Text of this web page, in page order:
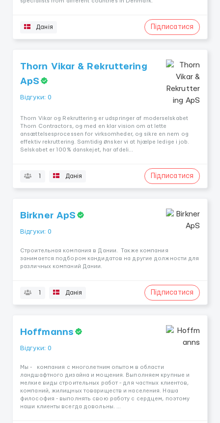
Данія Підписатися
Thorn Vikar & Rekruttering
ApS
Відгуки: 0
Thorn Vikar og Rekruttering er udspringer af moderselskabet
Thorn Contractors, og med en klar vision om at lette
ansættelsesprocessen for virksomheder, og sikre en nem og
effektiv rekruttering. Samtidig ønsker vi at hjælpe ledige i job.
Selskabet er 100% danskejet, har afdeli...
1 Данія Підписатися
Birkner ApS
Відгуки: 0
Строительная компания в Дании. Также компания
занимается подбором кандидатов на другие должности для
различных компаний Дании.
1 Данія Підписатися
Hoffmanns
Відгуки: 0
Мы - компания с многолетним опытом в области
ландшафтного дизайна и мощения. Выполняем крупные и
мелкие виды строительных работ - для частных клиентов,
компаний, жилищных товариществ и населения. Наша
философия - выполнять свою работу с сердцем, поэтому
наши клиенты всегда довольны. ...